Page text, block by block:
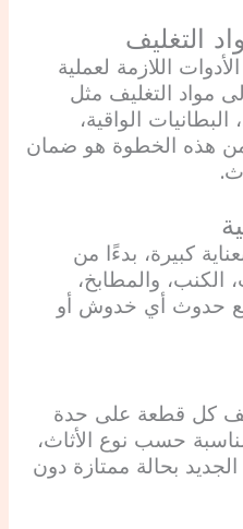
اللازمة لعملية
مواد التغليف مثل
البطانيات الواقية،
هذه الخطوة هو ضمان
كبيرة، بدءًا من
الكنب، والمطابخ،
حدوث أي خدوش أو
كل قطعة على حدة
حسب نوع الأثاث،
بحالة ممتازة دون